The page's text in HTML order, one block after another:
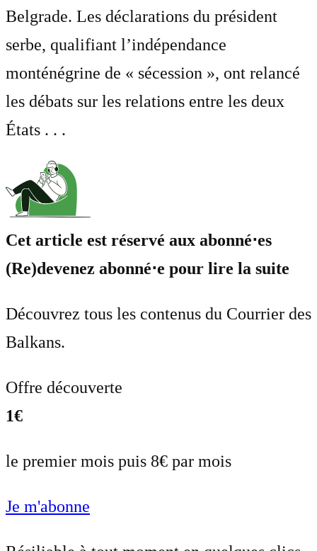
Belgrade. Les déclarations du président
serbe, qualifiant l’indépendance
monténégrine de « sécession », ont relancé
les débats sur les relations entre les deux
États . . .
Cet article est réservé aux abonné⋅es
(Re)devenez abonné⋅e pour lire la suite
Découvrez tous les contenus du Courrier des
Balkans.
Offre découverte
1€
le premier mois puis 8€ par mois
Je m'abonne